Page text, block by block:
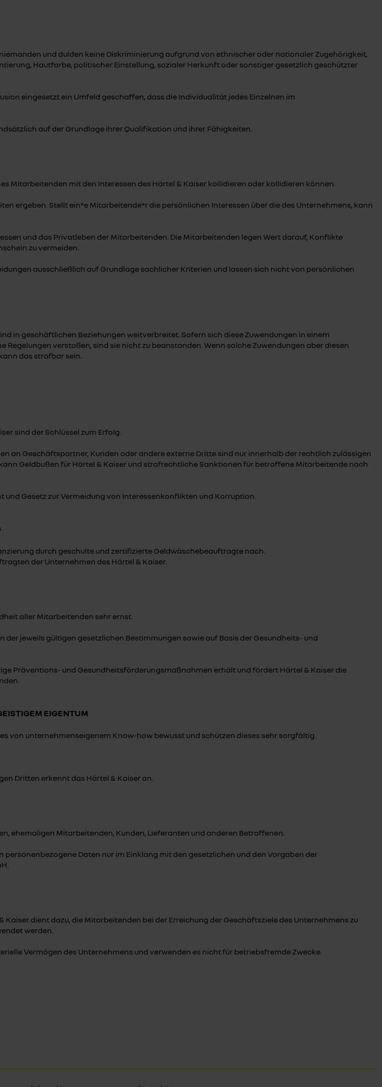
und dulden keine Diskriminierung aufgrund von ethnischer oder nationaler Zugehörigkeit,
Hautfarbe, politischer Einstellung, sozialer Herkunft oder sonstiger gesetzlich geschützter
eingesetzt ein Umfeld geschaffen, dass die Individualität jedes Einzelnen im
auf der Grundlage ihrer Qualifikation und ihrer Fähigkeiten.
Mitarbeitenden mit den Interessen des Härtel & Kaiser kollidieren oder kollidieren können.
ergeben. Stellt ein*e Mitarbeitende*r die persönlichen Interessen über die des Unternehmens, kann
und das Privatleben der Mitarbeitenden. Die Mitarbeitenden legen Wert darauf, Konflikte
zu vermeiden.
ausschließlich auf Grundlage sachlicher Kriterien und lassen sich nicht von persönlichen
in geschäftlichen Beziehungen weitverbreitet. Sofern sich diese Zuwendungen in einem
verstoßen, sind sie nicht zu beanstanden. Wenn solche Zuwendungen aber diesen
das strafbar sein.
sind der Schlüssel zum Erfolg.
an Geschäftspartner, Kunden oder andere externe Dritte sind nur innerhalb der rechtlich zulässigen
Geldbußen für Härtel & Kaiser und strafrechtliche Sanktionen für betroffene Mitarbeitende nach
Gesetz zur Vermeidung von Interessenkonflikten und Korruption.
durch geschulte und zertifizierte Geldwäschebeauftragte nach.
der Unternehmen des Härtel & Kaiser.
aller Mitarbeitenden sehr ernst.
jeweils gültigen gesetzlichen Bestimmungen sowie auf Basis der Gesundheits- und
Präventions- und Gesundheitsförderungsmaßnahmen erhält und fördert Härtel & Kaiser die
EIGENTUM
von unternehmenseigenem Know-how bewusst und schützen dieses sehr sorgfältig.
Dritten erkennt das Härtel & Kaiser an.
ehemaligen Mitarbeitenden, Kunden, Lieferanten und anderen Betroffenen.
Daten nur im Einklang mit den gesetzlichen und den Vorgaben der
dient dazu, die Mitarbeitenden bei der Erreichung der Geschäftsziele des Unternehmens zu
werden.
Vermögen des Unternehmens und verwenden es nicht für betriebsfremde Zwecke.